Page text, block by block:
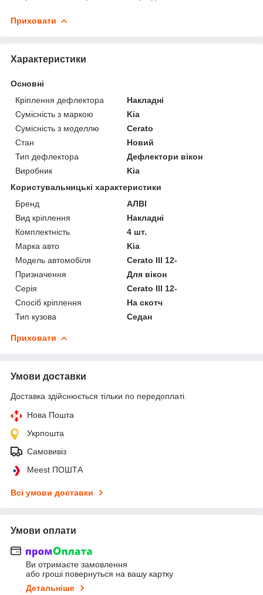
Приховати
Характеристики
Основні
Кріплення дефлектора
Накладні
Сумісність з маркою
Kia
Сумісність з моделлю
Cerato
Стан
Новий
Тип дефлектора
Дефлектори вікон
Виробник
Kia
Користувальницькі характеристики
Бренд
АЛВІ
Вид кріплення
Накладні
Комплектність
4 шт.
Марка авто
Kia
Модель автомобіля
Cerato III 12-
Призначення
Для вікон
Серія
Cerato III 12-
Спосіб кріплення
На скотч
Тип кузова
Седан
Приховати
Умови доставки
Доставка здійснюється тільки по передоплаті.
Нова Пошта
Укрпошта
Самовивіз
Meest ПОШТА
Всі умови доставки
Умови оплати
Ви отримаєте замовлення
або гроші повернуться на вашу картку
Детальніше